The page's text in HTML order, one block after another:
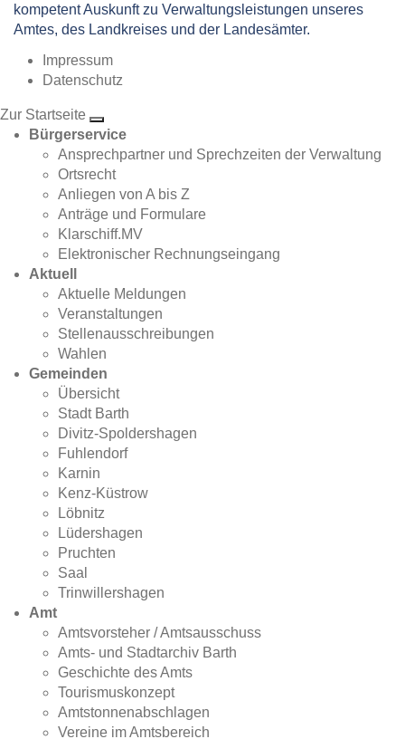
kompetent Auskunft zu Verwaltungsleistungen unseres
Amtes, des Landkreises und der Landesämter.
Impressum
Datenschutz
Zur Startseite
Bürgerservice
Ansprechpartner und Sprechzeiten der Verwaltung
Ortsrecht
Anliegen von A bis Z
Anträge und Formulare
Klarschiff.MV
Elektronischer Rechnungseingang
Aktuell
Aktuelle Meldungen
Veranstaltungen
Stellenausschreibungen
Wahlen
Gemeinden
Übersicht
Stadt Barth
Divitz-Spoldershagen
Fuhlendorf
Karnin
Kenz-Küstrow
Löbnitz
Lüdershagen
Pruchten
Saal
Trinwillershagen
Amt
Amtsvorsteher / Amtsausschuss
Amts- und Stadtarchiv Barth
Geschichte des Amts
Tourismuskonzept
Amtstonnenabschlagen
Vereine im Amtsbereich